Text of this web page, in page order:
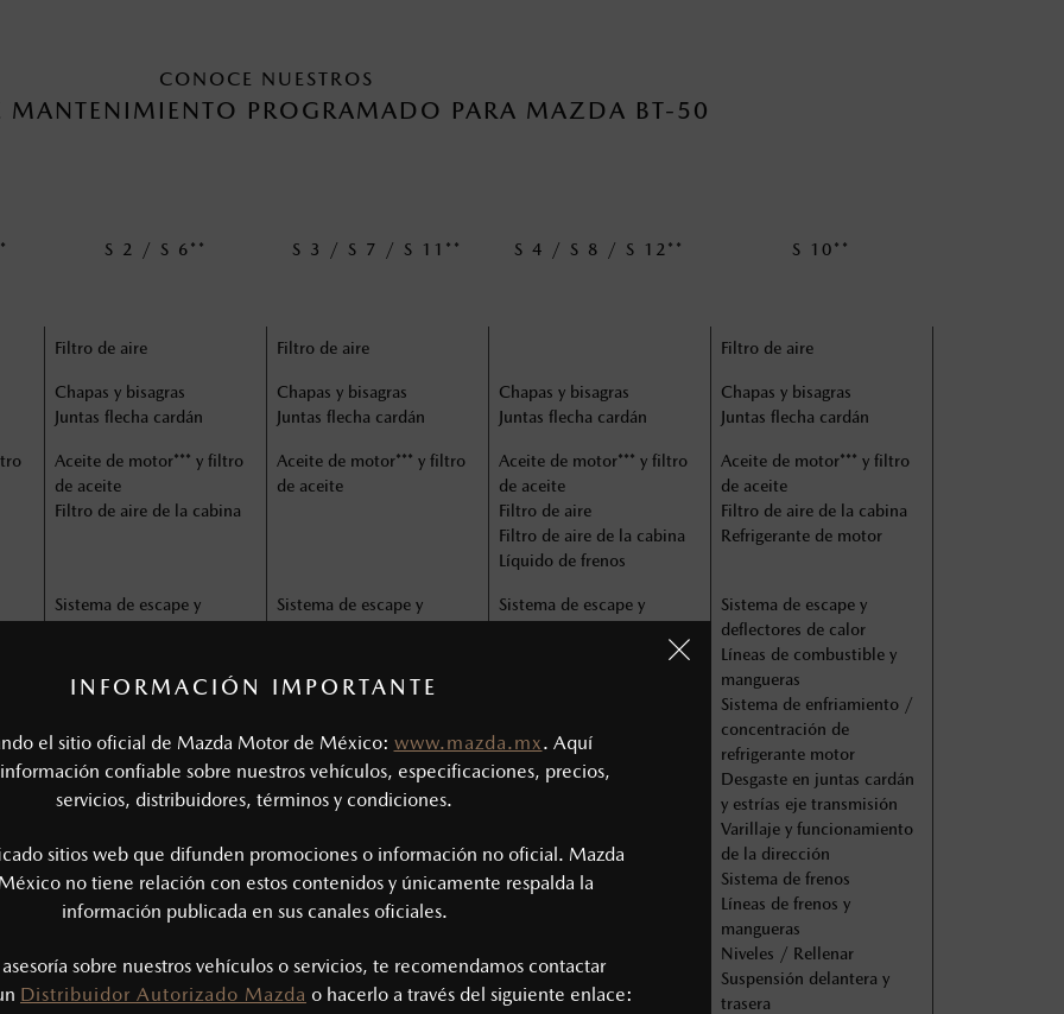
INFORMACIÓN IMPORTANTE
el sitio oficial de Mazda Motor de México: www.mazda.mx. Aquí
confiable sobre nuestros vehículos, especificaciones, precios,
servicios, distribuidores, términos y condiciones.
sitios web que difunden promociones o información no oficial. Mazda
no tiene relación con estos contenidos y únicamente respalda la
información publicada en sus canales oficiales.
sobre nuestros vehículos o servicios, te recomendamos contactar
Distribuidor Autorizado Mazda o hacerlo a través del siguiente enlace:
CONOCE NUESTROS
MANTENIMIENTO PROGRAMADO PARA MAZDA BT-50
S 2 / S 6** S 3 / S 7 / S 11** S 4 / S 8 / S 12** S 10**
Filtro de aire Filtro de aire Filtro de aire
Chapas y bisagras
Juntas flecha cardán
Chapas y bisagras
Juntas flecha cardán
Chapas y bisagras
Juntas flecha cardán
Chapas y bisagras
Juntas flecha cardán
Aceite de motor*** y filtro
de aceite
Filtro de aire de la cabina
Aceite de motor*** y filtro
de aceite
Aceite de motor*** y filtro
de aceite
Filtro de aire
Filtro de aire de la cabina
Líquido de frenos
Aceite de motor*** y filtro
de aceite
Filtro de aire de la cabina
Refrigerante de motor
Sistema de escape y
mangueras
refrigerante motor
Desgaste en juntas cardán
y estrías eje transmisión
de la dirección
Sistema de frenos
Líneas de frenos y
Suspensión delantera y
trasera
Sistema de escape y
mangueras
refrigerante motor
Desgaste en juntas cardán
y estrías eje transmisión
de la dirección
Sistema de frenos
Suspensión delantera y
trasera
Sistema de escape y
Líneas de combustible y
refrigerante motor
Desgaste en juntas cardán
de la dirección
Sistema de frenos
Suspensión delantera y
trasera
Sistema de escape y
deflectores de calor
Líneas de combustible y
mangueras
Sistema de enfriamiento /
concentración de
refrigerante motor
Desgaste en juntas cardán
y estrías eje transmisión
Varillaje y funcionamiento
de la dirección
Sistema de frenos
Líneas de frenos y
mangueras
Niveles / Rellenar
Suspensión delantera y
trasera